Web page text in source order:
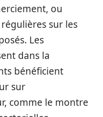
ou
sur les
Les
dans la
bénéficient
sur
comme le montre